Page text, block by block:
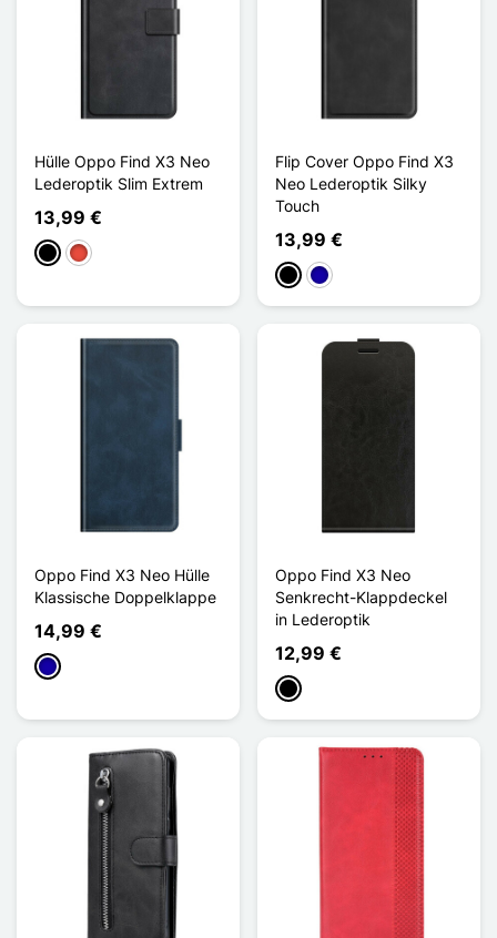
Hülle Oppo Find X3 Neo
Lederoptik Slim Extrem
13,99 €
Schwarz
Rot
Flip Cover Oppo Find X3
Neo Lederoptik Silky
Touch
13,99 €
SchwarzDunkelblau
Oppo Find X3 Neo Hülle
Klassische Doppelklappe
14,99 €
Dunkelblau
Oppo Find X3 Neo
Senkrecht-Klappdeckel
in Lederoptik
12,99 €
Schwarz